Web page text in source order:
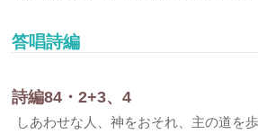
答唱詩編
詩編84・2+3、4
しあわせな人、神をおそれ、主の道を歩